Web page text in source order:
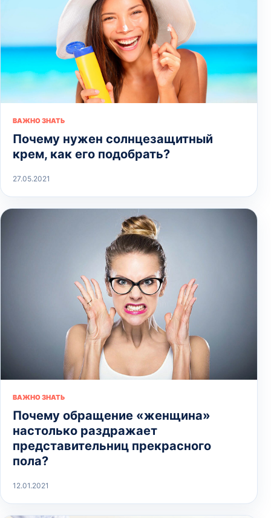
ВАЖНО ЗНАТЬ
Почему нужен солнцезащитный
крем, как его подобрать?
27.05.2021
ВАЖНО ЗНАТЬ
Почему обращение «женщина»
настолько раздражает
представительниц прекрасного
пола?
12.01.2021